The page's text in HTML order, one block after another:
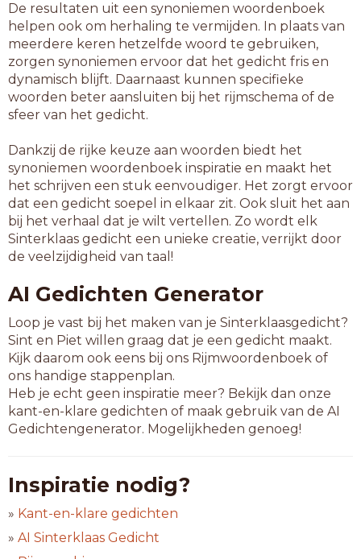
De resultaten uit een synoniemen woordenboek
helpen ook om herhaling te vermijden. In plaats van
meerdere keren hetzelfde woord te gebruiken,
zorgen synoniemen ervoor dat het gedicht fris en
dynamisch blijft. Daarnaast kunnen specifieke
woorden beter aansluiten bij het rijmschema of de
sfeer van het gedicht.
Dankzij de rijke keuze aan woorden biedt het
synoniemen woordenboek inspiratie en maakt het
het schrijven een stuk eenvoudiger. Het zorgt ervoor
dat een gedicht soepel in elkaar zit. Ook sluit het aan
bij het verhaal dat je wilt vertellen. Zo wordt elk
Sinterklaas gedicht een unieke creatie, verrijkt door
de veelzijdigheid van taal!
AI Gedichten Generator
Loop je vast bij het maken van je Sinterklaasgedicht?
Sint en Piet willen graag dat je een gedicht maakt.
Kijk daarom ook eens bij ons Rijmwoordenboek of
ons handige stappenplan.
Heb je echt geen inspiratie meer? Bekijk dan onze
kant-en-klare gedichten of maak gebruik van de AI
Gedichtengenerator. Mogelijkheden genoeg!
Inspiratie nodig?
» Kant-en-klare gedichten
» AI Sinterklaas Gedicht